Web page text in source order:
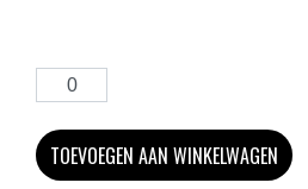
TOEVOEGEN AAN WINKELWAGEN